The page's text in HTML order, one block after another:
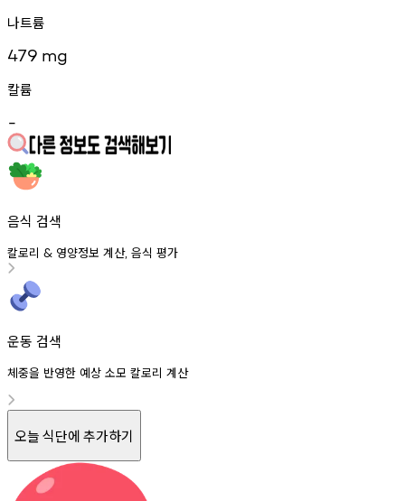
나트륨
479 mg
칼륨
-
음식 검색
칼로리 & 영양정보 계산, 음식 평가
운동 검색
체중을 반영한 예상 소모 칼로리 계산
오늘 식단에 추가하기